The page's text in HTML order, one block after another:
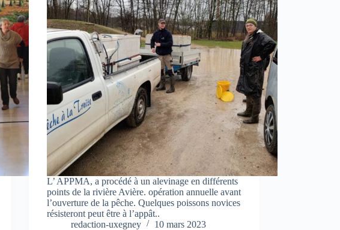
L’ APPMA, a procédé à un alevinage en différents
points de la rivière Avière. opération annuelle avant
l’ouverture de la pêche. Quelques poissons novices
résisteront peut être à l’appât..
redaction-uxegney
10 mars 2023